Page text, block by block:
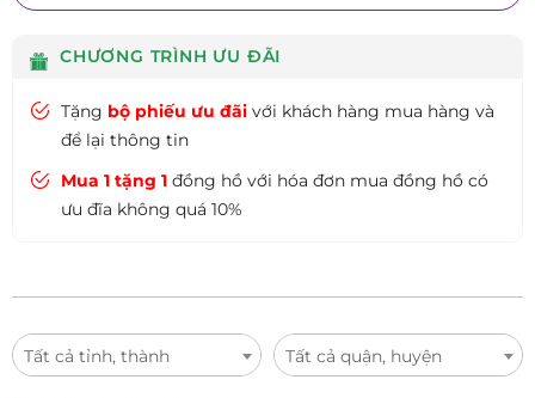
CHƯƠNG TRÌNH ƯU ĐÃI
Tặng bộ phiếu ưu đãi với khách hàng mua hàng và
để lại thông tin
Mua 1 tặng 1 đồng hồ với hóa đơn mua đồng hồ có
ưu đĩa không quá 10%
Tất cả tỉnh, thành Tất cả quận, huyện